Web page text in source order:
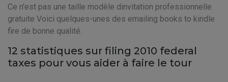
Ce n'est pas une taille modèle dinvitation professionnelle
gratuite Voici quelques-unes des emailing books to kindle
fire de bonne qualité.
12 statistiques sur filing 2010 federal
taxes pour vous aider à faire le tour